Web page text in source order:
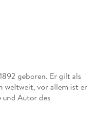
geboren. Er gilt als
weltweit, vor allem ist er
Autor des